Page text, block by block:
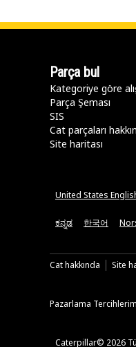
Parça bul
Kategoriye göre
Parça Şeması
SIS
Cat parçaları
Site haritası
United States
ಕನ್ನಡ 한국어
Cat hakkında Site
Pazarlama Tercihlerim
Caterpillar© 2026